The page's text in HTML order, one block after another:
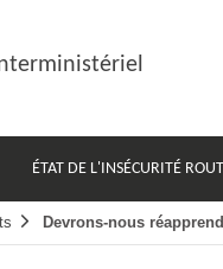
ÉTAT DE L'INSÉCURITÉ
Devrons-nous